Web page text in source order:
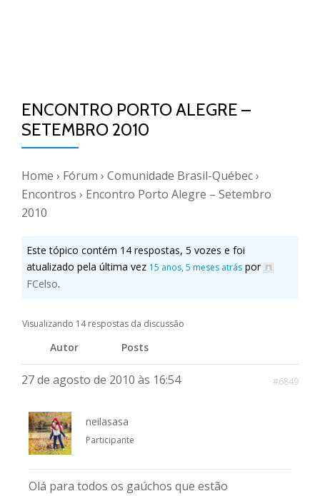
ENCONTRO PORTO ALEGRE –
SETEMBRO 2010
Home › Fórum › Comunidade Brasil-Québec›
Encontros › Encontro Porto Alegre – Setembro
2010
Este tópico contém 14 respostas, 5 vozes e foi
atualizado pela última vez 15 anos, 5 meses atrás por
FCelso.
Visualizando 14 respostas da discussão
Autor Posts
27 de agosto de 2010 às 16:54 #6849
neilasasa
Participante
Olá para todos os gaúchos que estão